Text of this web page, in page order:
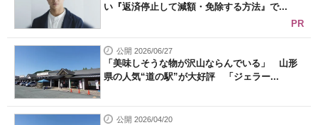
エネルギーの専門メディア
建設×テクノロジーの最前線
ちょっと気になるネットの話題
い『返済停止して減額・免除する方法』で...
PR
公開 2026/06/27
「美味しそうな物が沢山ならんでいる」 山形
県の人気“道の駅”が大好評 「ジェラー...
公開 2026/04/20